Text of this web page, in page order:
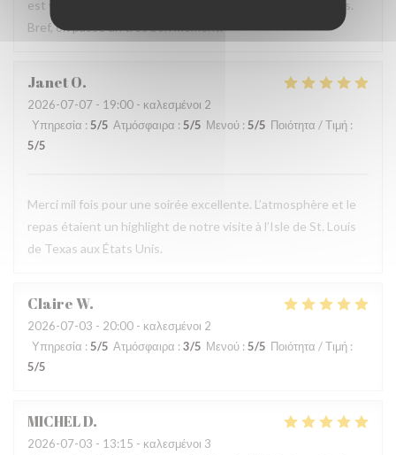
est vraiment bien accueilli et soignés tout au long du repas.
Bref, on passe un très bon moment.
JanetO
2026-07-07 - 19:00 - καλεσμένοι 2
Υπηρεσία : 5/5 Ατμόσφαιρα : 5/5 Μενού : 5/5 Ποιότητα / Τιμή :
5/5
Merci mil fois pour une soirée excellente. L’atmosphère et le
repas étaient un highlight de notre visite à l’Isle de St. Louis
de Texas aux États Unis.
ClaireW
2026-07-03 - 20:00 - καλεσμένοι 2
Υπηρεσία : 5/5 Ατμόσφαιρα : 3/5 Μενού : 5/5 Ποιότητα / Τιμή :
5/5
MICHELD
2026-07-03 - 13:15 - καλεσμένοι 3